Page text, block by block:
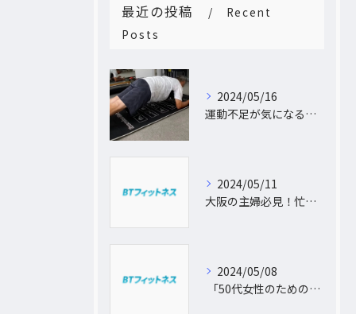
最近の投稿
Recent
Posts
2024/05/16
運動不足が気になるあなたへ。大阪中崎町で自宅にパーソナルトレーナーがおうかがし!プライベート空間で理想のカラダづくり
2024/05/11
大阪の主婦必見！忙しい日常に合わせた出張パーソナルトレーニングで理想のボディを手に入れよう
2024/05/08
「50代女性のためのパーソナルトレーニング！運動不足から脱出し、理想の体型を手に入れよう」